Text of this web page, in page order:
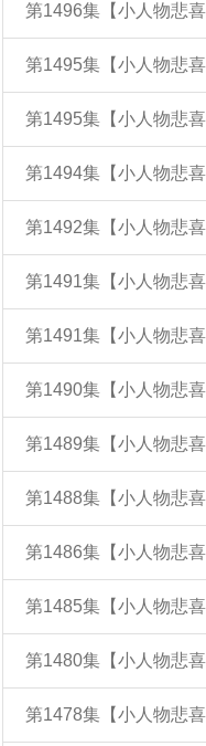
第1496集【小人物悲
第1495集【小人物悲
第1495集【小人物悲
第1494集【小人物悲
第1492集【小人物悲
第1491集【小人物悲
第1491集【小人物悲
第1490集【小人物悲
第1489集【小人物悲
第1488集【小人物悲
第1486集【小人物悲
第1485集【小人物悲
第1480集【小人物悲
第1478集【小人物悲